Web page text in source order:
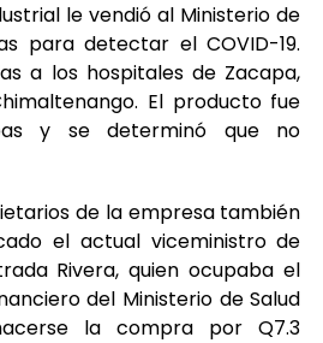
le vendió al Ministerio de
para detectar el COVID-19.
a los hospitales de Zacapa,
El producto fue
y se determinó que no
de la empresa también
el actual viceministro de
Rivera, quien ocupaba el
del Ministerio de Salud
la compra por Q7.3